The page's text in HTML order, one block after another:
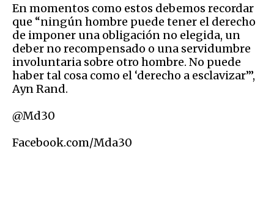
En momentos como estos debemos recordar
que “ningún hombre puede tener el derecho
de imponer una obligación no elegida, un
deber no recompensado o una servidumbre
involuntaria sobre otro hombre. No puede
haber tal cosa como el ‘derecho a esclavizar’”,
Ayn Rand.
@Md30
Facebook.com/Mda30